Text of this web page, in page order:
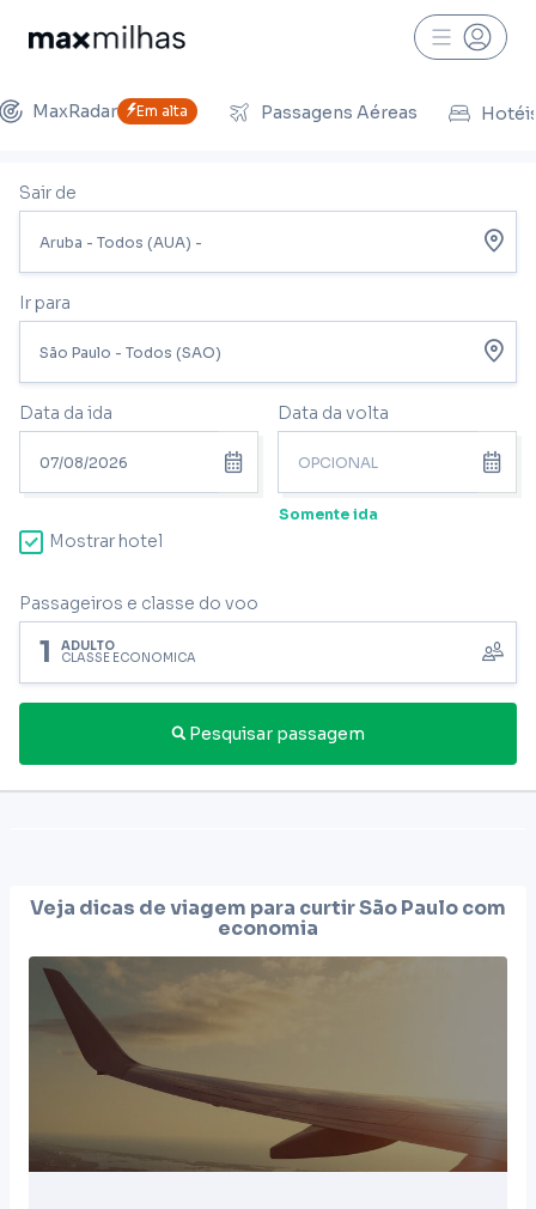
MaxRadar Em alta Passagens Aéreas
Sair de
Ir para
Data da ida Data da volta
Somente ida
Mostrar hotel
Passageiros e classe do voo
1 ADULTO
CLASSE ECONÔMICA
Pesquisar passagem
Veja dicas de viagem para curtirSão Paulocom
economia